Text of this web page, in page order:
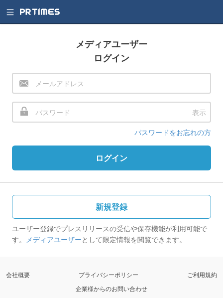
メディアユーザー
ログイン
表示
パスワードをお忘れの方
ログイン
新規登録
ユーザー登録でプレスリリースの受信や保存機能が利用可能で
す。 メディアユーザーとして限定情報を閲覧できます。
会社概要 プライバシーポリシー
ご利用規約
企業様からのお問い合わせ